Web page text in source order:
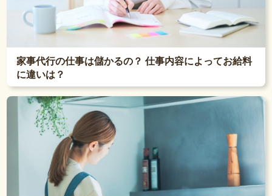
家事代行の仕事は儲かるの？ 仕事内容によってお給料
に違いは？